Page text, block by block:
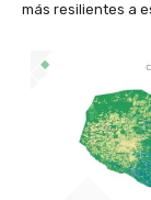
más resilientes a